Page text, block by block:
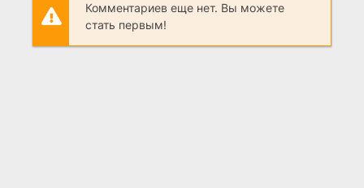
Комментариев еще нет. Вы можете
стать первым!